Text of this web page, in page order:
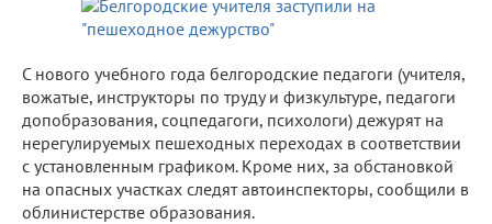
С нового учебного года белгородские педагоги (учителя,
вожатые, инструкторы по труду и физкультуре, педагоги
допобразования, соцпедагоги, психологи) дежурят на
нерегулируемых пешеходных переходах в соответствии
с установленным графиком. Кроме них, за обстановкой
на опасных участках следят автоинспекторы, сообщили в
облинистерстве образования.